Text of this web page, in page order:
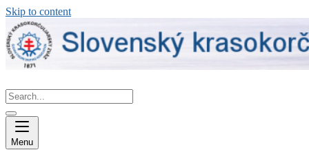
Skip to content
Menu